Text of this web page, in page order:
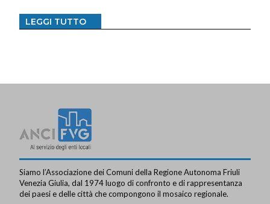
LEGGI TUTTO
Siamo l’Associazione dei Comuni della Regione Autonoma Friuli
Venezia Giulia, dal 1974 luogo di confronto e di rappresentanza
dei paesi e delle città che compongono il mosaico regionale.